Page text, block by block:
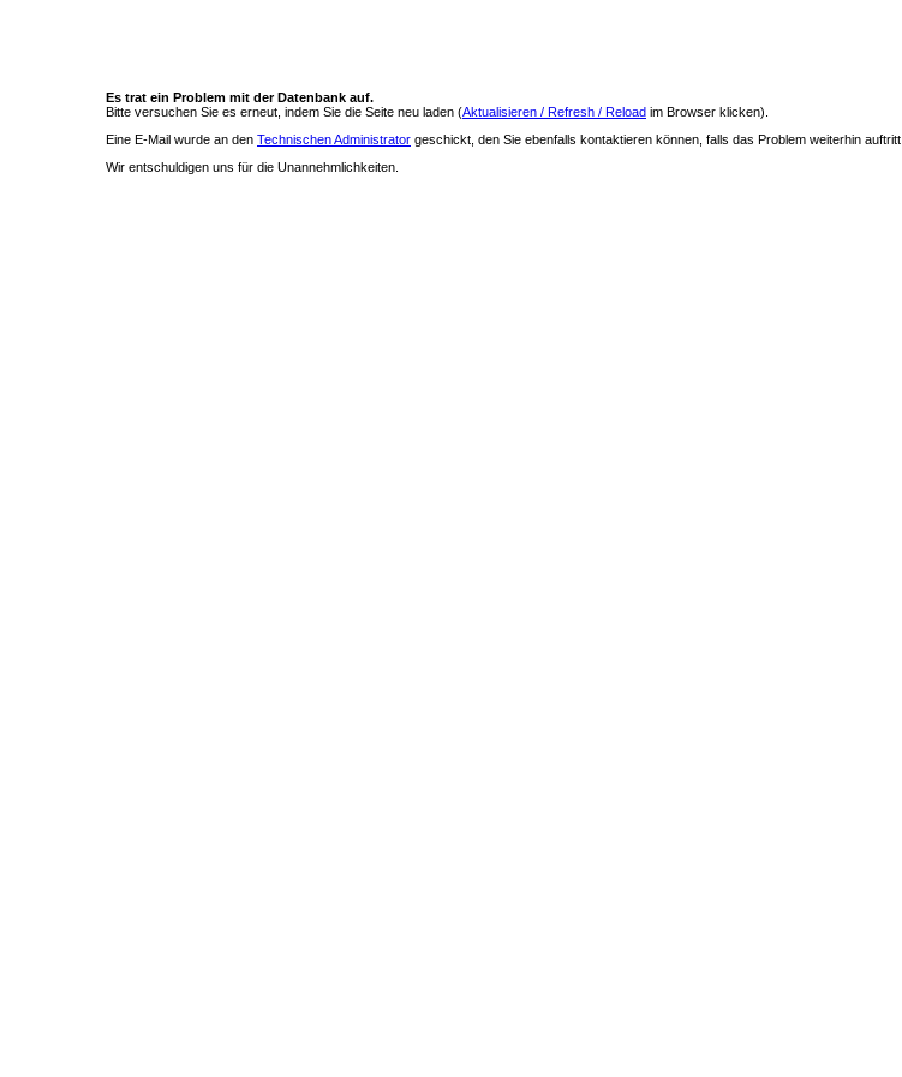
Es trat ein Problem mit der Datenbank auf.
Bitte versuchen Sie es erneut, indem Sie die Seite neu laden (Aktualisieren / Refresh / Reload im Browser klicken).
Eine E-Mail wurde an den Technischen Administrator geschickt, den Sie ebenfalls kontaktieren können, falls das Problem weiterhin auftritt.
Wir entschuldigen uns für die Unannehmlichkeiten.